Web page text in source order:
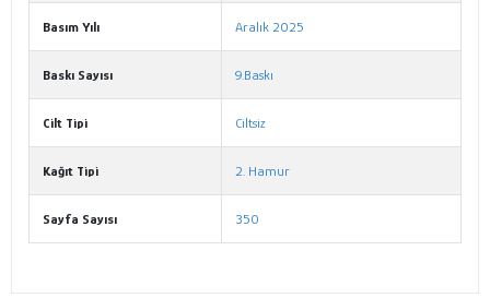
Basım Yılı Aralık 2025
Baskı Sayısı 9.Baskı
Cilt Tipi Ciltsiz
Kağıt Tipi 2. Hamur
Sayfa Sayısı 350